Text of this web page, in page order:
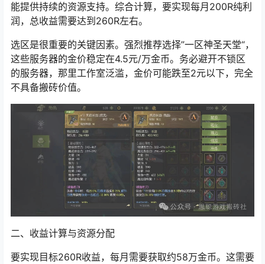
能提供持续的资源支持。综合计算，要实现每月200R纯利
润，总收益需要达到260R左右。
选区是很重要的关键因素。强烈推荐选择”一区神圣天堂“，
这些服务器的金价稳定在4.5元/万金币。务必避开不锁区
的服务器，那里工作室泛滥，金价可能跌至2元以下，完全
不具备搬砖价值。
二、收益计算与资源分配
要实现目标260R收益，每月需要获取约58万金币。这需要